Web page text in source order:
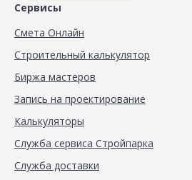
Сервисы
Смета Онлайн
Строительный калькулятор
Биржа мастеров
Запись на проектирование
Калькуляторы
Служба сервиса Стройпарка
Служба доставки